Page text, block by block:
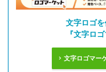
文字ロゴ
『文字ロ
文字ロゴマー